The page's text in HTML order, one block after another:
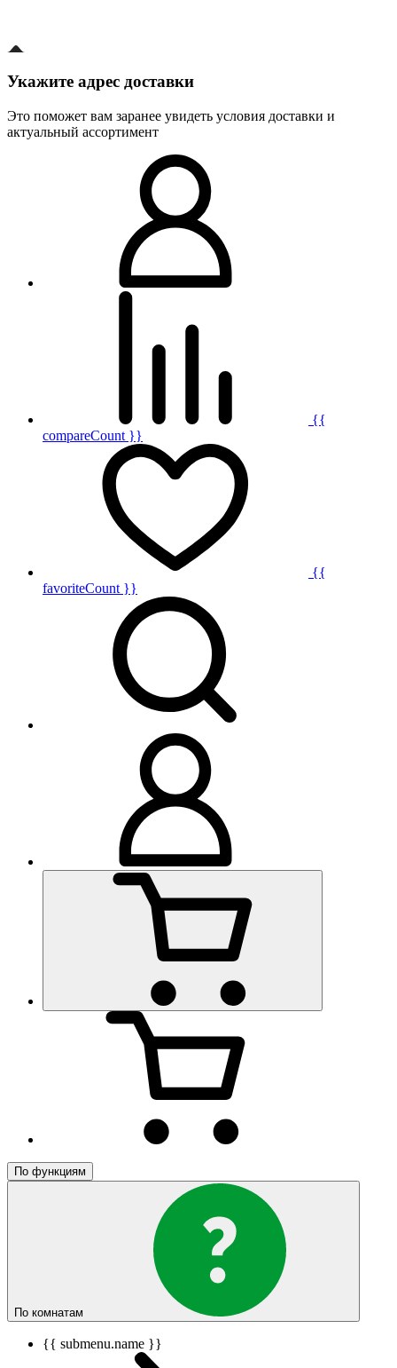
Укажите адрес доставки
Это поможет вам заранее увидеть условия доставки и
актуальный ассортимент
{{
compareCount }}
{{
favoriteCount }}
По функциям
По комнатам
{{ submenu.name }}